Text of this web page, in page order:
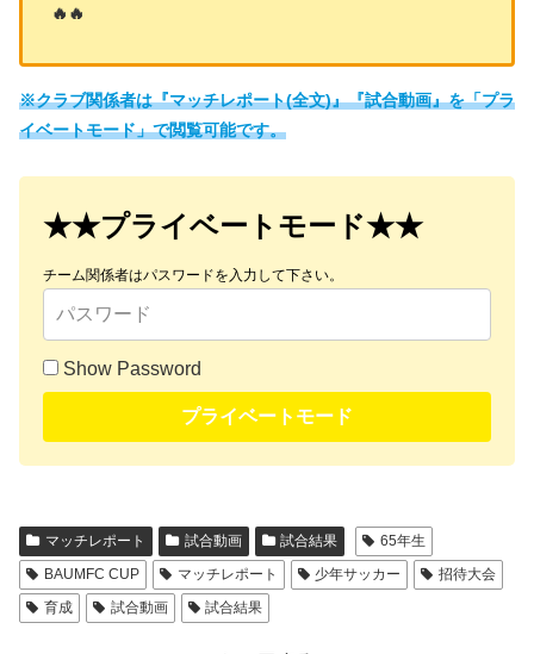
🔥🔥
※クラブ関係者は『マッチレポート(全文)』『試合動画』を「プラ
イベートモード」で閲覧可能です。
★★プライベートモード★★
チーム関係者はパスワードを入力して下さい。
Show Password
プライベートモード
マッチレポート 試合動画 試合結果
65年生
BAUMFC CUP
マッチレポート 少年サッカー
招待大会
育成
試合動画 試合結果